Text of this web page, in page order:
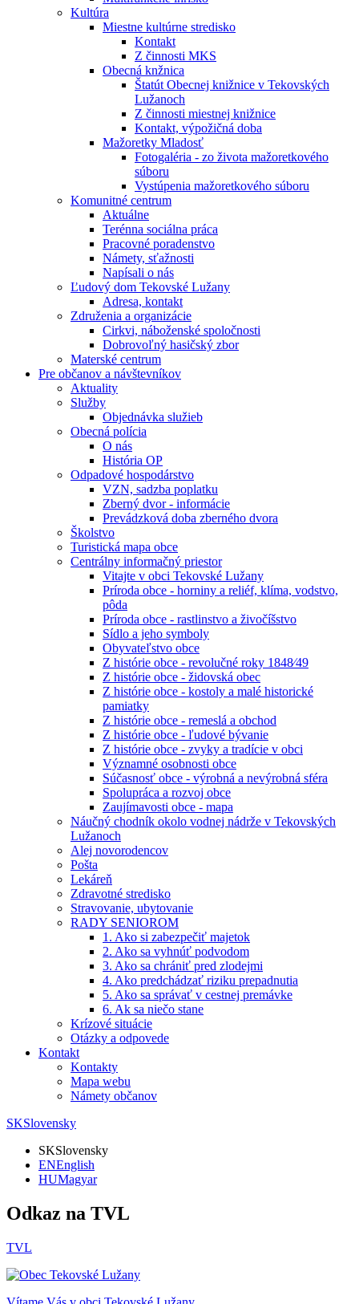
Kultúra
Miestne kultúrne stredisko
Kontakt
Z činnosti MKS
Obecná knžnica
Štatút Obecnej knižnice v Tekovských
Lužanoch
Z činnosti miestnej knižnice
Kontakt, výpožičná doba
Mažoretky Mladosť
Fotogaléria - zo života mažoretkového
súboru
Vystúpenia mažoretkového súboru
Komunitné centrum
Aktuálne
Terénna sociálna práca
Pracovné poradenstvo
Námety, sťažnosti
Napísali o nás
Ľudový dom Tekovské Lužany
Adresa, kontakt
Združenia a organizácie
Cirkvi, náboženské spoločnosti
Dobrovoľný hasičský zbor
Materské centrum
Pre občanov a návštevníkov
Aktuality
Služby
Objednávka služieb
Obecná polícia
O nás
História OP
Odpadové hospodárstvo
VZN, sadzba poplatku
Zberný dvor - informácie
Prevádzková doba zberného dvora
Školstvo
Turistická mapa obce
Centrálny informačný priestor
Vitajte v obci Tekovské Lužany
Príroda obce - horniny a reliéf, klíma, vodstvo,
pôda
Príroda obce - rastlinstvo a živočíšstvo
Sídlo a jeho symboly
Obyvateľstvo obce
Z histórie obce - revolučné roky 1848⁄49
Z histórie obce - židovská obec
Z histórie obce - kostoly a malé historické
pamiatky
Z histórie obce - remeslá a obchod
Z histórie obce - ľudové bývanie
Z histórie obce - zvyky a tradície v obci
Významné osobnosti obce
Súčasnosť obce - výrobná a nevýrobná sféra
Spolupráca a rozvoj obce
Zaujímavosti obce - mapa
Náučný chodník okolo vodnej nádrže v Tekovských
Lužanoch
Alej novorodencov
Pošta
Lekáreň
Zdravotné stredisko
Stravovanie, ubytovanie
RADY SENIOROM
1. Ako si zabezpečiť majetok
2. Ako sa vyhnúť podvodom
3. Ako sa chrániť pred zlodejmi
4. Ako predchádzať riziku prepadnutia
5. Ako sa správať v cestnej premávke
6. Ak sa niečo stane
Krízové situácie
Otázky a odpovede
Kontakt
Kontakty
Mapa webu
Námety občanov
SKSlovensky
SKSlovensky
ENEnglish
HUMagyar
Odkaz na TVL
TVL